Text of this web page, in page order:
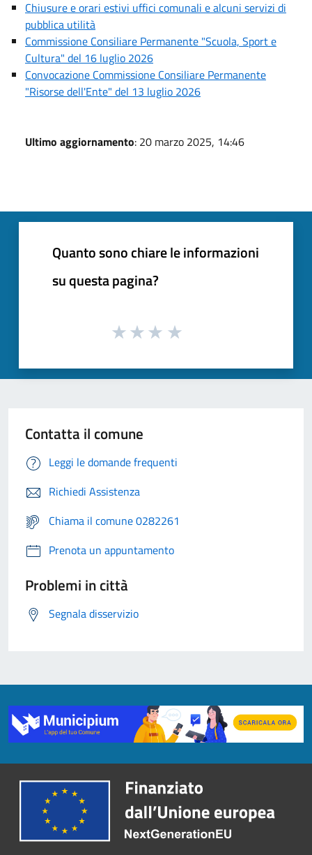
Chiusure e orari estivi uffici comunali e alcuni servizi di
pubblica utilità
Commissione Consiliare Permanente "Scuola, Sport e
Cultura" del 16 luglio 2026
Convocazione Commissione Consiliare Permanente
"Risorse dell'Ente" del 13 luglio 2026
Ultimo aggiornamento: 20 marzo 2025, 14:46
Quanto sono chiare le informazioni
su questa pagina?
Contatta il comune
Leggi le domande frequenti
Richiedi Assistenza
Chiama il comune 0282261
Prenota un appuntamento
Problemi in città
Segnala disservizio